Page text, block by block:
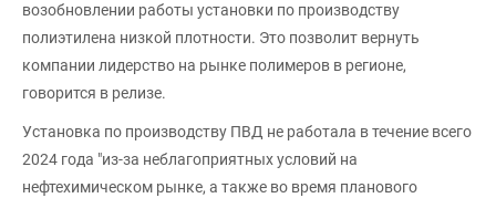
возобновлении работы установки по производству
полиэтилена низкой плотности. Это позволит вернуть
компании лидерство на рынке полимеров в регионе,
говорится в релизе.
Установка по производству ПВД не работала в течение всего
2024 года "из-за неблагоприятных условий на
нефтехимическом рынке, а также во время планового